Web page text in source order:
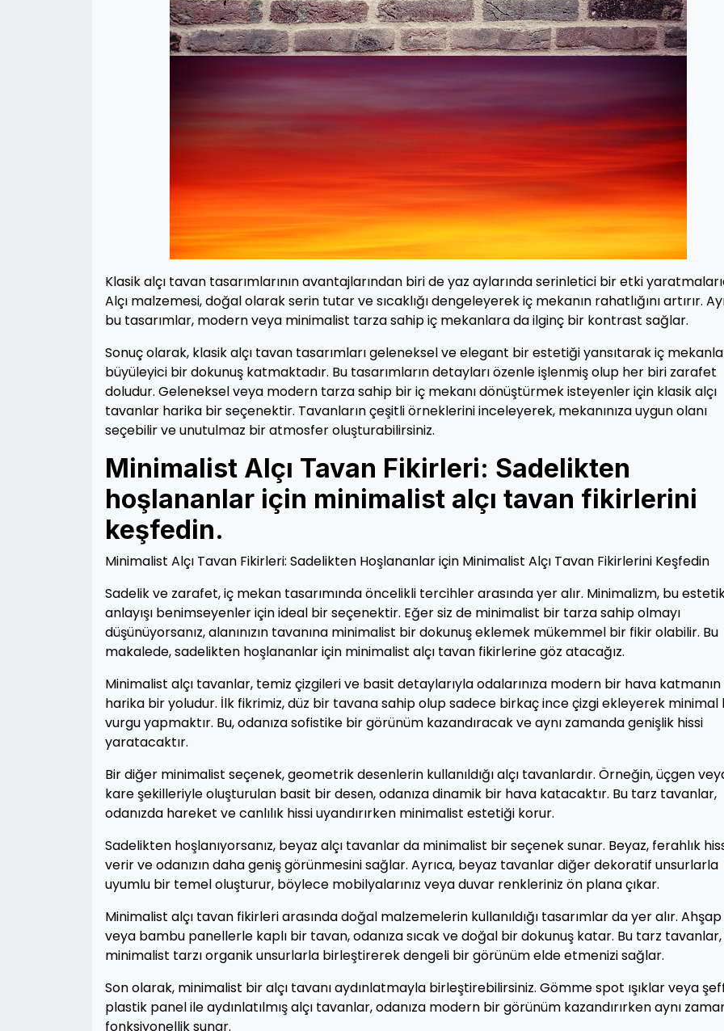
Klasik alçı tavan tasarımlarının avantajlarından biri de yaz aylarında serinletici bir etki
Alçı malzemesi, doğal olarak serin tutar ve sıcaklığı dengeleyerek iç mekanın rahatlığını artırır.
bu tasarımlar, modern veya minimalist tarza sahip iç mekanlara da ilginç bir kontrast sağlar.
Sonuç olarak, klasik alçı tavan tasarımları geleneksel ve elegant bir estetiği yansıtarak iç
büyüleyici bir dokunuş katmaktadır. Bu tasarımların detayları özenle işlenmiş olup her biri zarafet
doludur. Geleneksel veya modern tarza sahip bir iç mekanı dönüştürmek isteyenler için klasik alçı
tavanlar harika bir seçenektir. Tavanların çeşitli örneklerini inceleyerek, mekanınıza uygun olanı
seçebilir ve unutulmaz bir atmosfer oluşturabilirsiniz.
Minimalist Alçı Tavan Fikirleri: Sadelikten
hoşlananlar için minimalist alçı tavan fikirlerini
keşfedin.
Minimalist Alçı Tavan Fikirleri: Sadelikten Hoşlananlar için Minimalist Alçı Tavan Fikirlerini Keşfedin
Sadelik ve zarafet, iç mekan tasarımında öncelikli tercihler arasında yer alır. Minimalizm, bu
anlayışı benimseyenler için ideal bir seçenektir. Eğer siz de minimalist bir tarza sahip olmayı
düşünüyorsanız, alanınızın tavanına minimalist bir dokunuş eklemek mükemmel bir fikir olabilir. Bu
makalede, sadelikten hoşlananlar için minimalist alçı tavan fikirlerine göz atacağız.
Minimalist alçı tavanlar, temiz çizgileri ve basit detaylarıyla odalarınıza modern bir hava katmanın
harika bir yoludur. İlk fikrimiz, düz bir tavana sahip olup sadece birkaç ince çizgi ekleyerek minimal
vurgu yapmaktır. Bu, odanıza sofistike bir görünüm kazandıracak ve aynı zamanda genişlik hissi
yaratacaktır.
Bir diğer minimalist seçenek, geometrik desenlerin kullanıldığı alçı tavanlardır. Örneğin, üçgen
kare şekilleriyle oluşturulan basit bir desen, odanıza dinamik bir hava katacaktır. Bu tarz tavanlar,
odanızda hareket ve canlılık hissi uyandırırken minimalist estetiği korur.
Sadelikten hoşlanıyorsanız, beyaz alçı tavanlar da minimalist bir seçenek sunar. Beyaz, ferahlık
verir ve odanızın daha geniş görünmesini sağlar. Ayrıca, beyaz tavanlar diğer dekoratif unsurlarla
uyumlu bir temel oluşturur, böylece mobilyalarınız veya duvar renkleriniz ön plana çıkar.
Minimalist alçı tavan fikirleri arasında doğal malzemelerin kullanıldığı tasarımlar da yer alır. Ahşap
veya bambu panellerle kaplı bir tavan, odanıza sıcak ve doğal bir dokunuş katar. Bu tarz tavanlar,
minimalist tarzı organik unsurlarla birleştirerek dengeli bir görünüm elde etmenizi sağlar.
Son olarak, minimalist bir alçı tavanı aydınlatmayla birleştirebilirsiniz. Gömme spot ışıklar veya
plastik panel ile aydınlatılmış alçı tavanlar, odanıza modern bir görünüm kazandırırken aynı
fonksiyonellik sunar.